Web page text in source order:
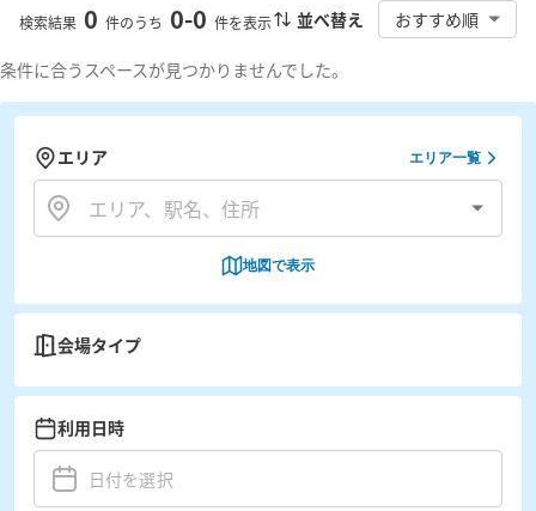
検索結果 0 件のうち 0-0 件を表示 並べ替え おすすめ順
条件に合うスペースが見つかりませんでした。
エリア エリア一覧
地図で表示
会場タイプ
利用日時